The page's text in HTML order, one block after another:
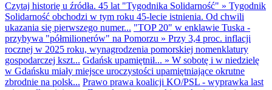
Czytaj historię u źródła. 45 lat "Tygodnika Solidarność" » Tygodnik
Solidarność obchodzi w tym roku 45-lecie istnienia. Od chwili
ukazania się pierwszego numer... "TOP 20" w enklawie Tuska -
przybywa "półmilionerów" na Pomorzu » Przy 3,4 proc. inflacji
rocznej w 2025 roku, wynagrodzenia pomorskiej nomenklatury
gospodarczej kszt... Gdańsk upamiętnił... » W sobotę i w niedzielę
w Gdańsku miały miejsce uroczystości upamiętniające okrutne
zbrodnie na polsk... Prawo prawa koalicji KO/PSL - wyprawka last